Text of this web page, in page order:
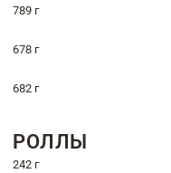
789 г
678 г
682 г
РОЛЛЫ
242 г